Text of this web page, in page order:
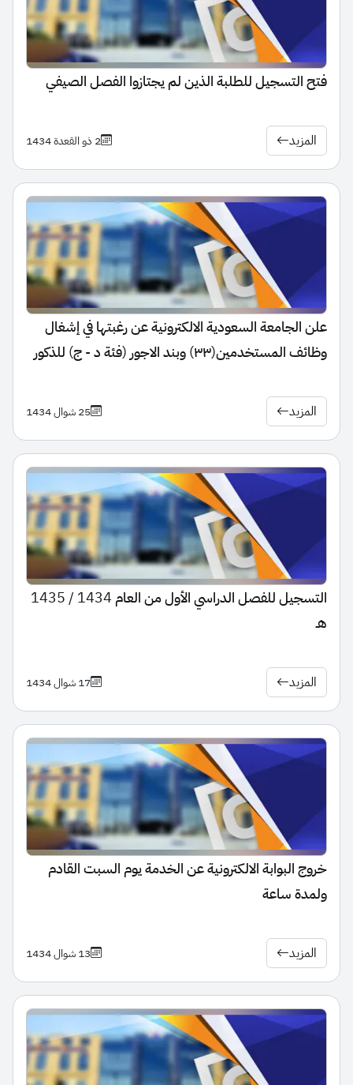
فتح التسجيل للطلبة الذين لم يجتازوا الفصل الصيفي
المزيد 2 ذو القعدة 1434
علن الجامعة السعودية الالكترونية عن رغبتها في إشغال
وظائف المستخدمين(٣٣) وبند الاجور (فئة د - ج) للذكور
المزيد 25 شوال 1434
التسجيل للفصل الدراسي الأول من العام 1434 / 1435
هـ
المزيد 17 شوال 1434
خروج البوابة الالكترونية عن الخدمة يوم السبت القادم
ولمدة ساعة
المزيد 13 شوال 1434